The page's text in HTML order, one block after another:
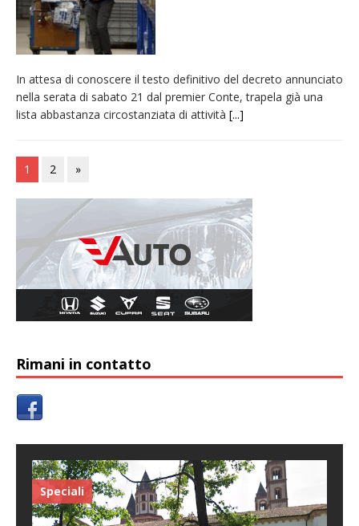
In attesa di conoscere il testo definitivo del decreto annunciato
nella serata di sabato 21 dal premier Conte, trapela già una
lista abbastanza circostanziata di attività [...]
1 2 »
Rimani in contatto
Speciali